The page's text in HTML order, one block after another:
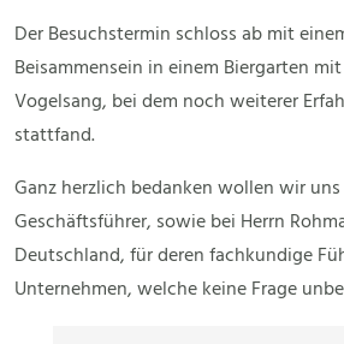
Der Besuchstermin schloss ab mit
Beisammensein in einem Biergarten
Vogelsang, bei dem noch weiterer
stattfand.
Ganz herzlich bedanken wollen wir
Geschäftsführer, sowie bei Herrn
Deutschland, für deren fachkundige
Unternehmen, welche keine Frage